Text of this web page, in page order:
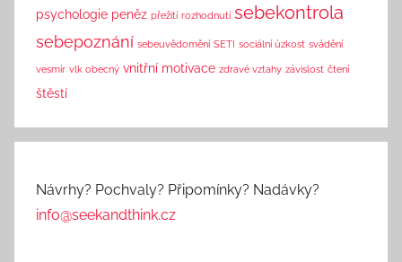
psychologie peněz přežití rozhodnutí sebekontrola
sebepoznání sebeuvědomění SETI sociální úzkost svádění
vesmír vlk obecný vnitřní motivace zdravé vztahy závislost čtení
štěstí
Návrhy? Pochvaly? Připomínky? Nadávky?
info@seekandthink.cz